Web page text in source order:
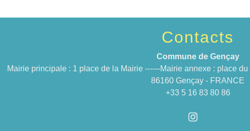
Contacts
Commune de Gençay
Mairie principale : 1 place de la Mairie ------Mairie annexe : place
86160 Gençay - FRANCE
+33 5 16 83 80 86